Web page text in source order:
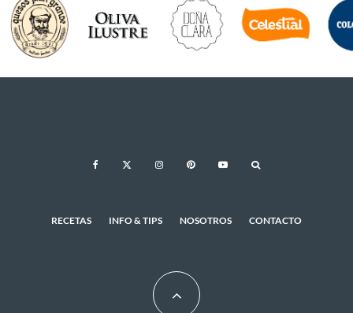
RECETAS INFO & TIPS NOSOTROS CONTACTO